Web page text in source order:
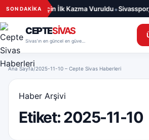
İçeriğe geç
SON DAKİKA
Merkezi İçin İlk Kazma Vuruldu•Sivasspor,
CEPTESİVAS
Ana Sayfa/2025-11-10 – Cepte Sivas Haberleri
Haber Arşivi
Etiket:2025-11-10